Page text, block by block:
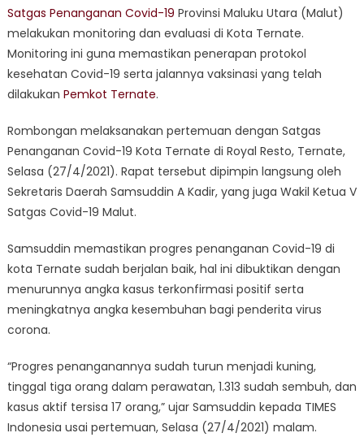
Covid-
19
Malut
Lakukan
Covid-
19
di
Kota
Satgas Penanganan Covid-19 Provinsi Maluku Utara (Malut)
melakukan monitoring dan evaluasi di Kota Ternate.
Monitoring ini guna memastikan penerapan protokol
kesehatan Covid-19 serta jalannya vaksinasi yang telah
dilakukan Pemkot Ternate.
Rombongan melaksanakan pertemuan dengan Satgas
Penanganan Covid-19 Kota Ternate di Royal Resto, Ternate,
Selasa (27/4/2021). Rapat tersebut dipimpin langsung oleh
Sekretaris Daerah Samsuddin A Kadir, yang juga Wakil Ketua V
Satgas Covid-19 Malut.
Samsuddin memastikan progres penanganan Covid-19 di
kota Ternate sudah berjalan baik, hal ini dibuktikan dengan
menurunnya angka kasus terkonfirmasi positif serta
meningkatnya angka kesembuhan bagi penderita virus
corona.
“Progres penanganannya sudah turun menjadi kuning,
tinggal tiga orang dalam perawatan, 1.313 sudah sembuh, dan
kasus aktif tersisa 17 orang,” ujar Samsuddin kepada TIMES
Indonesia usai pertemuan, Selasa (27/4/2021) malam.